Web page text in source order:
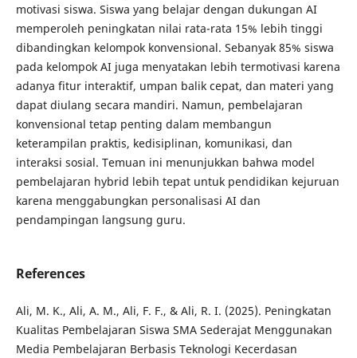
motivasi siswa. Siswa yang belajar dengan dukungan AI
memperoleh peningkatan nilai rata-rata 15% lebih tinggi
dibandingkan kelompok konvensional. Sebanyak 85% siswa
pada kelompok AI juga menyatakan lebih termotivasi karena
adanya fitur interaktif, umpan balik cepat, dan materi yang
dapat diulang secara mandiri. Namun, pembelajaran
konvensional tetap penting dalam membangun
keterampilan praktis, kedisiplinan, komunikasi, dan
interaksi sosial. Temuan ini menunjukkan bahwa model
pembelajaran hybrid lebih tepat untuk pendidikan kejuruan
karena menggabungkan personalisasi AI dan
pendampingan langsung guru.
References
Ali, M. K., Ali, A. M., Ali, F. F., & Ali, R. I. (2025). Peningkatan
Kualitas Pembelajaran Siswa SMA Sederajat Menggunakan
Media Pembelajaran Berbasis Teknologi Kecerdasan